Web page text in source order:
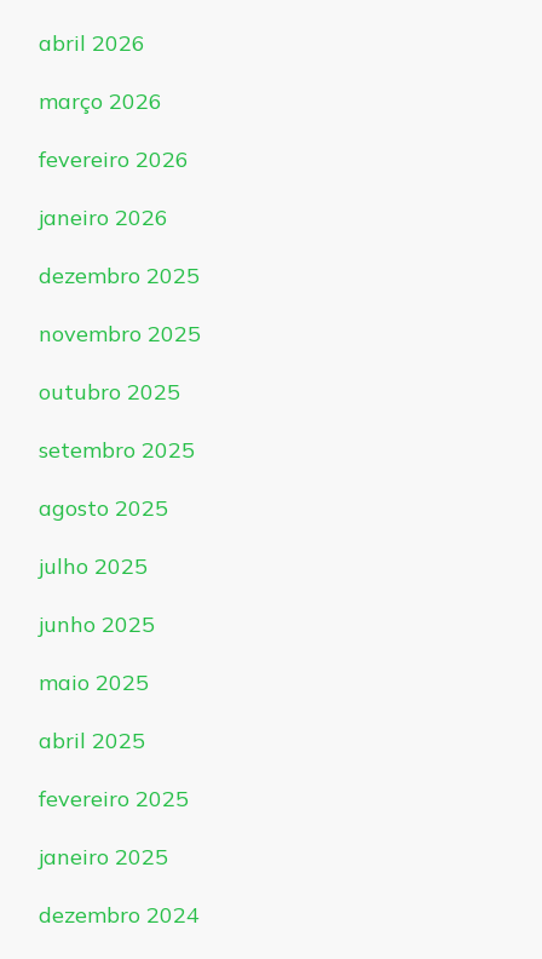
abril 2026
março 2026
fevereiro 2026
janeiro 2026
dezembro 2025
novembro 2025
outubro 2025
setembro 2025
agosto 2025
julho 2025
junho 2025
maio 2025
abril 2025
fevereiro 2025
janeiro 2025
dezembro 2024